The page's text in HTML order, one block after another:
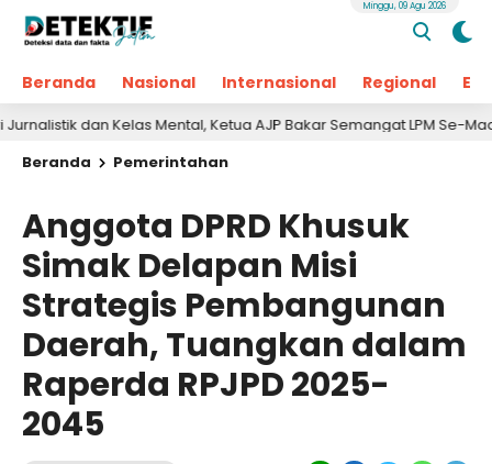
Beranda Nasional Internasional Regional
Minggu, 09 Agu 2026
Kelas Mental, Ketua AJP Bakar Semangat LPM Se-Madura
Beranda
Pemerintahan
Anggota DPRD Khusuk
Simak Delapan Misi
Strategis Pembangunan
Daerah, Tuangkan dalam
Raperda RPJPD 2025-
2045